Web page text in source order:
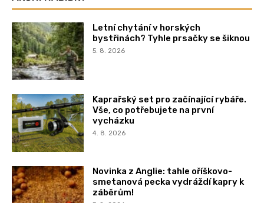
Letní chytání v horských
bystřinách? Tyhle prsačky se šiknou
5. 8. 2026
Kaprařský set pro začínající rybáře.
Vše, co potřebujete na první
vycházku
4. 8. 2026
Novinka z Anglie: tahle oříškovo-
smetanová pecka vydráždí kapry k
záběrům!